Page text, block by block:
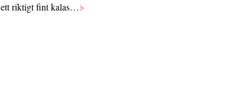
ett riktigt fint kalas…>